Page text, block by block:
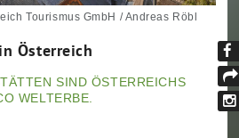
Tourismus GmbH / Andreas Röbl
Österreich
SIND ÖSTERREICHS
WELTERBE.